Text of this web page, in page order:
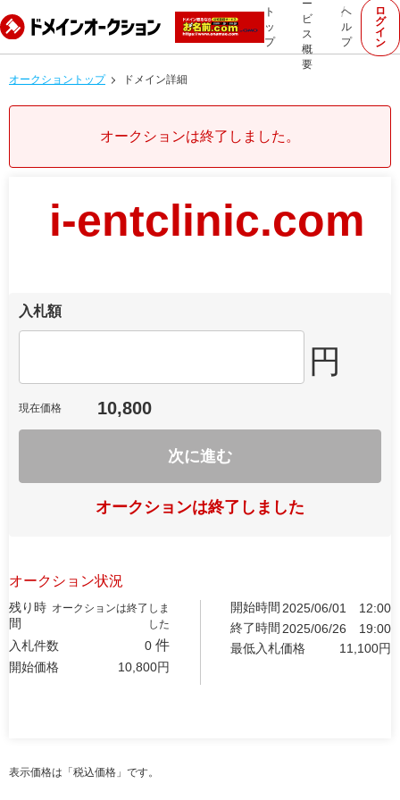
ト
ッ
プ
ー
ビ
ス
概
要
ヘ
ル
プ
ロ
グ
イ
ン
オークショントップ ドメイン詳細
オークションは終了しました。
i-entclinic.com
入札額
円
現在価格 10,800
次に進む
オークションは終了しました
オークション状況
残り時
間
オークションは終了しま
した
入札件数 0 件
開始価格 10,800円
開始時間 2025/06/01
12:00
終了時間 2025/06/26
19:00
最低入札価格
11,100円
表示価格は「税込価格」です。